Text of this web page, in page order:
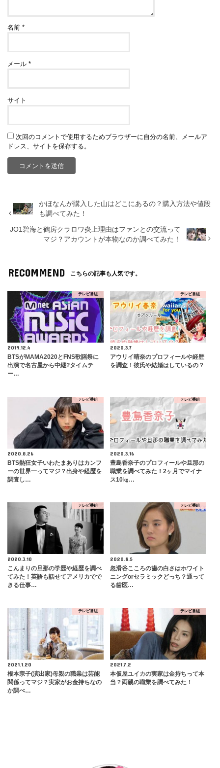
名前*
メール*
サイト
次回のコメントで使用するためブラウザーに自分の名前、メールア
ドレス、サイトを保存する。
かほなんが購入した山はどこにあるの？購入方法や値段
も調べてみた！
JO1碧海と鶴房クラロワ炎上理由はファンとの交流って
マジ？アカウントが本物なのか調べてみた！
RECOMMEND こちらの記事も人気です。
テレビ番組
2019.12.4
BTSがMAMA2020とFNS歌謡祭に
出演で名古屋から中継?タイムテ
ー…
テレビ番組
2020.3.7
アウリイ晴奈のプロフィールや経歴
を調査！彼氏や結婚はしているの？
テレビ番組
2020.8.26
BTS熱狂女子いわたまありはカンフ
ーの世界一ってマジ？出身や経歴を
調査し…
テレビ番組
2020.3.16
豊島香奈子のプロフィールや旦那の
職業を調べてみた！2ヶ月でマイナ
ス10㎏…
テレビ番組
2020.3.10
こんまりの旦那の学歴や経歴を調べ
てみた！英語も話せてアメリカでで
きる仕事…
テレビ番組
2020.8.5
忽滑谷こころの歯の白さはホワイト
ニングorセラミックどっち？通って
る歯医…
テレビ番組
2021.1.20
根本宗子(演出家)母親の職業は芸能
関係ってマジ？実家がお金持ちなの
か調べ…
テレビ番組
2021.7.2
本仮屋ユイカの実家は金持ちって本
当？両親の職業を調べてみた！